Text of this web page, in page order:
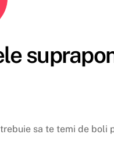
sa te temi de